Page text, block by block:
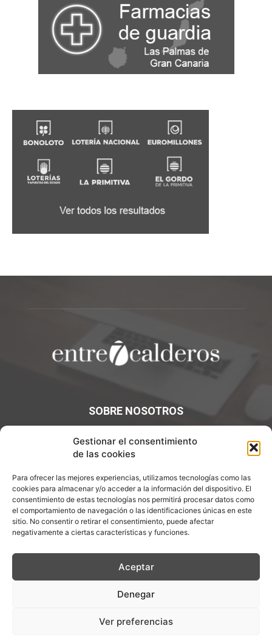
Gestionar el consentimiento
de las cookies
Para ofrecer las mejores experiencias, utilizamos tecnologías como las
cookies para almacenar y/o acceder a la información del dispositivo. El
consentimiento de estas tecnologías nos permitirá procesar datos como
el comportamiento de navegación o las identificaciones únicas en este
sitio. No consentir o retirar el consentimiento, puede afectar
negativamente a ciertas características y funciones.
Aceptar
Denegar
Ver preferencias
SOBRE NOSOTROS
¡Bienvenidos a Entre7Calderos.com, el lugar donde la
gastronomía y la cultura culinaria se encuentran! Sumérgete
Contáctanos:info@entre7calderos.com
SÍGUENOS
Política de Privacidad
Descargo de Responsablilidad